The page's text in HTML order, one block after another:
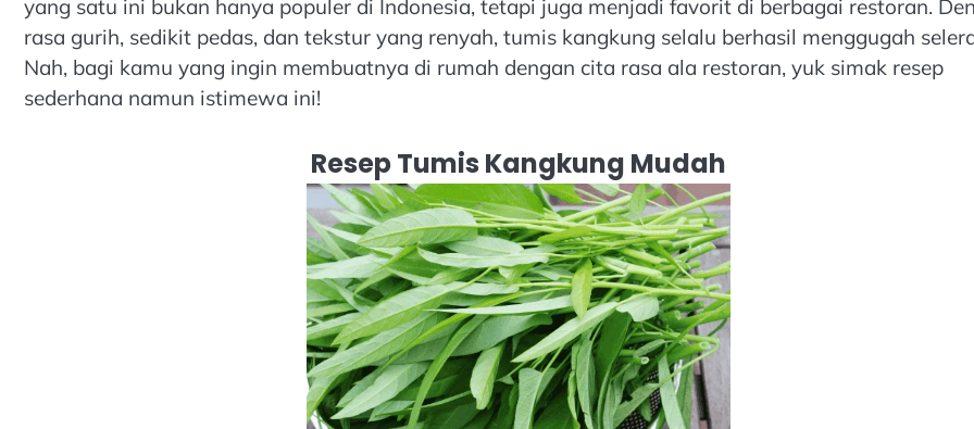
yang satu ini bukan hanya populer di Indonesia, tetapi juga menjadi favorit di berbagai restoran.
rasa gurih, sedikit pedas, dan tekstur yang renyah, tumis kangkung selalu berhasil menggugah
Nah, bagi kamu yang ingin membuatnya di rumah dengan cita rasa ala restoran, yuk simak resep
sederhana namun istimewa ini!
Resep Tumis Kangkung Mudah